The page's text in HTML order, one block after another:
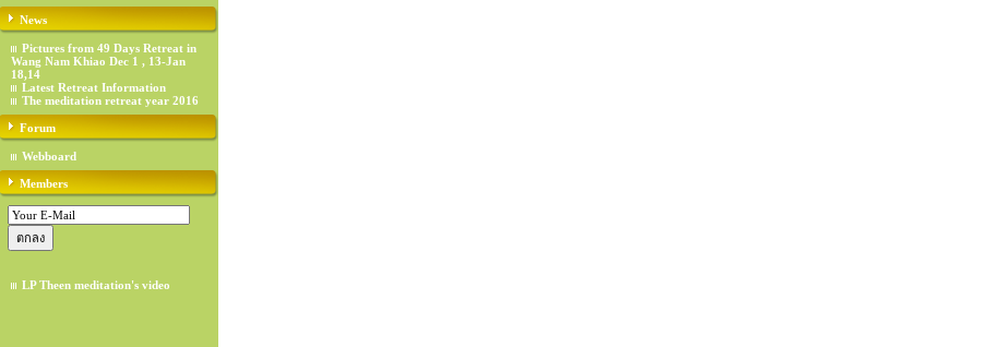
News
Pictures from 49 Days Retreat in
Wang Nam Khiao Dec 1 , 13-Jan
18,14
Latest Retreat Information
The meditation retreat year 2016
Forum
Webboard
Members
LP Theen meditation's video